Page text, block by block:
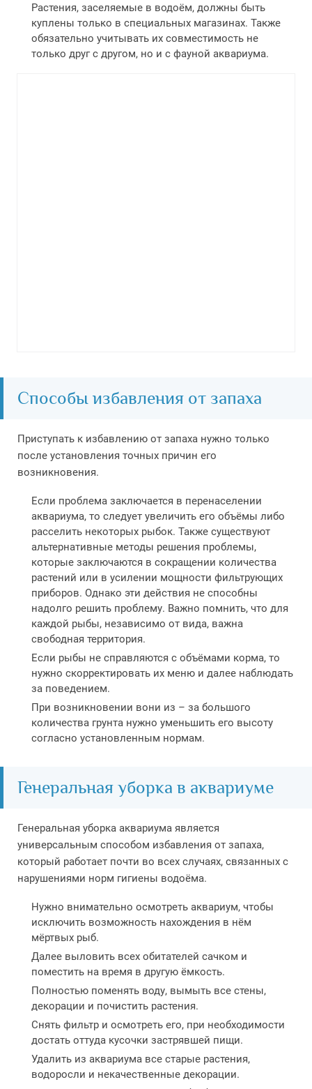
Растения, заселяемые в водоём, должны быть
куплены только в специальных магазинах. Также
обязательно учитывать их совместимость не
только друг с другом, но и с фауной аквариума.
Способы избавления от запаха
Приступать к избавлению от запаха нужно только
после установления точных причин его
возникновения.
Если проблема заключается в перенаселении
аквариума, то следует увеличить его объёмы либо
расселить некоторых рыбок. Также существуют
альтернативные методы решения проблемы,
которые заключаются в сокращении количества
растений или в усилении мощности фильтрующих
приборов. Однако эти действия не способны
надолго решить проблему. Важно помнить, что для
каждой рыбы, независимо от вида, важна
свободная территория.
Если рыбы не справляются с объёмами корма, то
нужно скорректировать их меню и далее наблюдать
за поведением.
При возникновении вони из – за большого
количества грунта нужно уменьшить его высоту
согласно установленным нормам.
Генеральная уборка в аквариуме
Генеральная уборка аквариума является
универсальным способом избавления от запаха,
который работает почти во всех случаях, связанных с
нарушениями норм гигиены водоёма.
Нужно внимательно осмотреть аквариум, чтобы
исключить возможность нахождения в нём
мёртвых рыб.
Далее выловить всех обитателей сачком и
поместить на время в другую ёмкость.
Полностью поменять воду, вымыть все стены,
декорации и почистить растения.
Снять фильтр и осмотреть его, при необходимости
достать оттуда кусочки застрявшей пищи.
Удалить из аквариума все старые растения,
водоросли и некачественные декорации.